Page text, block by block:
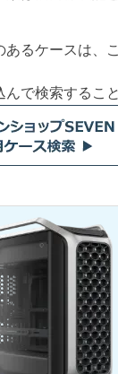
あるケースは、
で検索するこ